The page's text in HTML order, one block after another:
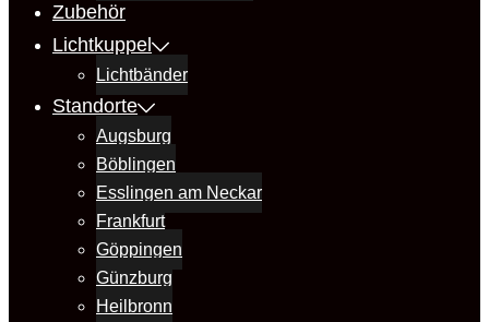
Zubehör
Lichtkuppel
Lichtbänder
Standorte
Augsburg
Böblingen
Esslingen am Neckar
Frankfurt
Göppingen
Günzburg
Heilbronn